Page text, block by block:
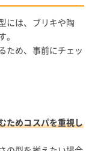
には、ブリキや陶
ため、事前にチェッ
ためコスパを重視し